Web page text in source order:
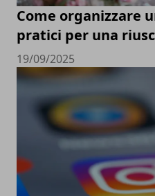
Come organizzare
pratici per una
19/09/2025